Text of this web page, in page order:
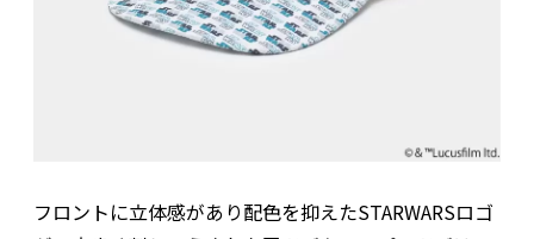
フロントに立体感があり配色を抑えたSTARWARSロゴ